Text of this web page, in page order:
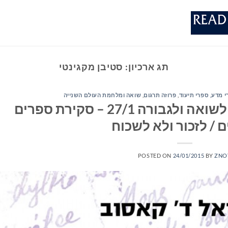
תג ארכיון: סטיבן מקגינטי
מדע, ספרי תיעוד פרוזה תרגום שואה ומלחמת העולם השנייה
יום הזיכרון הבינלאומי לשואה ולגבורה 27/1 – סקירת ספרים
/ לזכור ולא לשכוח
POSTED ON 24/01/2015 BY